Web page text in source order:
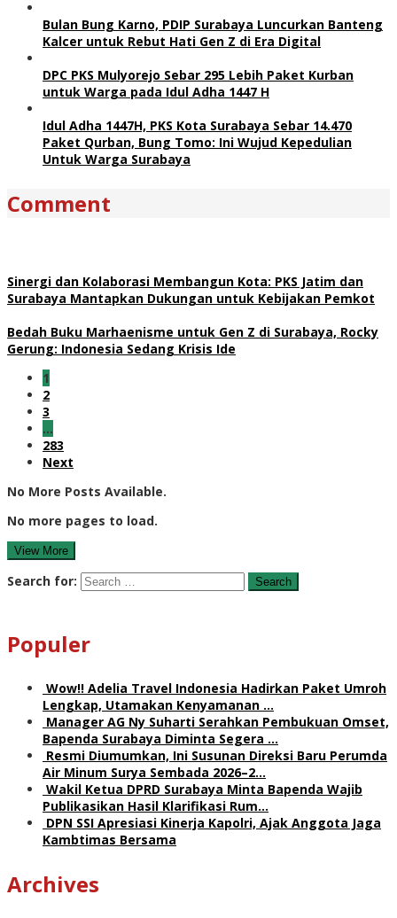
Bulan Bung Karno, PDIP Surabaya Luncurkan Banteng
Kalcer untuk Rebut Hati Gen Z di Era Digital
DPC PKS Mulyorejo Sebar 295 Lebih Paket Kurban
untuk Warga pada Idul Adha 1447 H
Idul Adha 1447H, PKS Kota Surabaya Sebar 14.470
Paket Qurban, Bung Tomo: Ini Wujud Kepedulian
Untuk Warga Surabaya
Comment
Sinergi dan Kolaborasi Membangun Kota: PKS Jatim dan
Surabaya Mantapkan Dukungan untuk Kebijakan Pemkot
Bedah Buku Marhaenisme untuk Gen Z di Surabaya, Rocky
Gerung: Indonesia Sedang Krisis Ide
1
2
3
…
283
Next
No More Posts Available.
No more pages to load.
View More
Search for:
Populer
Wow!! Adelia Travel Indonesia Hadirkan Paket Umroh
Lengkap, Utamakan Kenyamanan …
Manager AG Ny Suharti Serahkan Pembukuan Omset,
Bapenda Surabaya Diminta Segera …
Resmi Diumumkan, Ini Susunan Direksi Baru Perumda
Air Minum Surya Sembada 2026–2…
Wakil Ketua DPRD Surabaya Minta Bapenda Wajib
Publikasikan Hasil Klarifikasi Rum…
DPN SSI Apresiasi Kinerja Kapolri, Ajak Anggota Jaga
Kambtimas Bersama
Archives